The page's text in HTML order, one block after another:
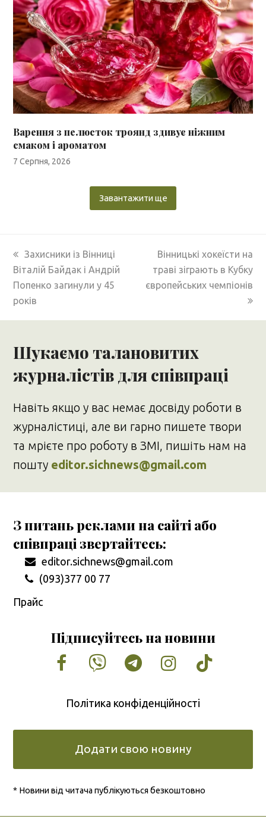
Варення з пелюсток троянд здивує ніжним
смаком і ароматом
7 Серпня, 2026
Завантажити ще
previous
post:
Захисники із Вінниці
Віталій Байдак і Андрій
Попенко загинули у 45
років
next
post:
Вінницькі хокеїсти на
траві зіграють в Кубку
європейських чемпіонів
Шукаємо талановитих
журналістів для співпраці
Навіть якщо у вас немає досвіду роботи в
журналістиці, але ви гарно пишете твори
та мрієте про роботу в ЗМІ, пишіть нам на
пошту editor.sichnews@gmail.com
З питань реклами на сайті або
співпраці звертайтесь:
editor.sichnews@gmail.com
(093)377 00 77
Прайс
Підписуйтесь на новини
Facebook
VimeoTumblrInstagram
Tiktok
Політика конфіденційності
Додати свою новину
* Новини від читача публікуються безкоштовно